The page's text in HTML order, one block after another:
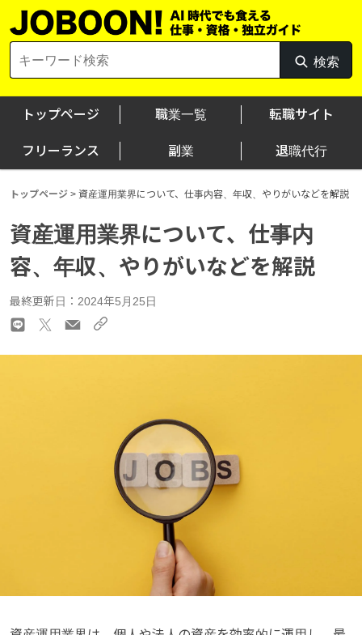
Skip
to
for:
検索
検
索
トップページ 職業一覧 転職サイト
フリーランス 副業 退職代行
トップページ > 資産運用業界について、仕事内容、年収、やりがいなどを解説
資産運用業界について、仕事内
容、年収、やりがいなどを解説
最終更新日：2024年5月25日